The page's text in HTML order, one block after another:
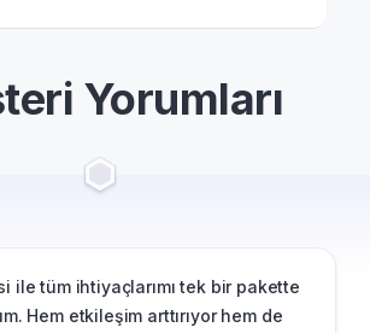
Yorumları
ile tüm ihtiyaçlarımı tek bir pakette
Hem etkileşim arttırıyor hem de